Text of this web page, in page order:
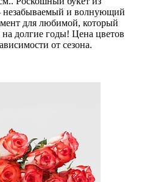
незабываемый и волнующий
для любимой, который
на долгие годы! Цена цветов
от сезона.